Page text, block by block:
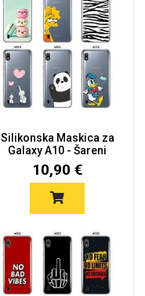
Silikonska Maskica za
Galaxy A10 - Šareni
moti...
10,90 €